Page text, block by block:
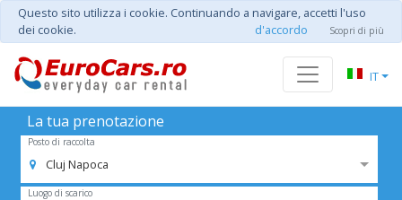
Questo sito utilizza i cookie. Continuando a navigare, accetti l'uso
dei cookie.
d'accordo Scopri di più
IT
La tua prenotazione
Posto di raccolta
Cluj Napoca
Luogo di scarico